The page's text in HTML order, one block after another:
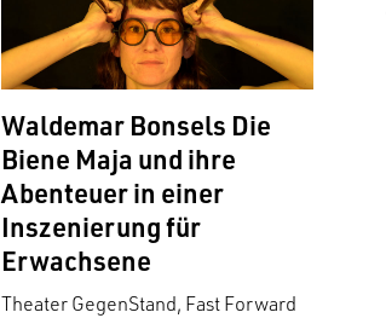
Waldemar Bonsels Die
Biene Maja und ihre
Abenteuer in einer
Inszenierung für
Erwachsene
Theater GegenStand, Fast Forward